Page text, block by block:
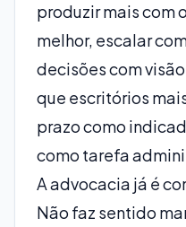
produzir mais com
melhor, escalar
decisões com
que escritórios
prazo como
como tarefa
A advocacia já é
Não faz sentido